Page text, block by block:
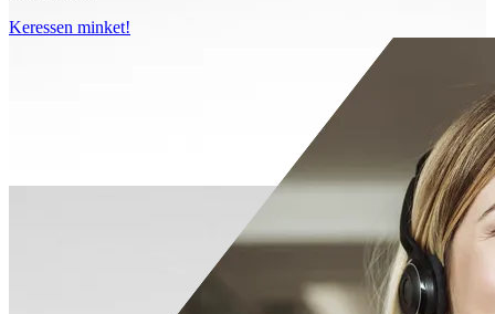
Keressen minket!